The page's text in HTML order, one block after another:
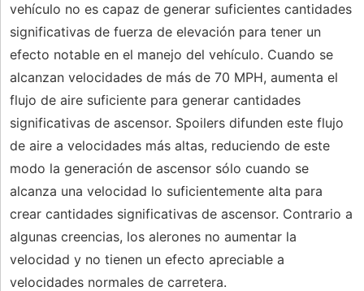
vehículo no es capaz de generar suficientes cantidades
significativas de fuerza de elevación para tener un
efecto notable en el manejo del vehículo. Cuando se
alcanzan velocidades de más de 70 MPH, aumenta el
flujo de aire suficiente para generar cantidades
significativas de ascensor. Spoilers difunden este flujo
de aire a velocidades más altas, reduciendo de este
modo la generación de ascensor sólo cuando se
alcanza una velocidad lo suficientemente alta para
crear cantidades significativas de ascensor. Contrario a
algunas creencias, los alerones no aumentar la
velocidad y no tienen un efecto apreciable a
velocidades normales de carretera.